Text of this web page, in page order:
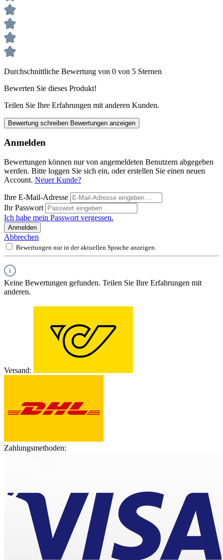
Durchschnittliche Bewertung von 0 von 5 Sternen
Bewerten Sie dieses Produkt!
Teilen Sie Ihre Erfahrungen mit anderen Kunden.
Bewertung schreiben Bewertungen anzeigen
Anmelden
Bewertungen können nur von angemeldeten Benutzern abgegeben
werden. Bitte loggen Sie sich ein, oder erstellen Sie einen neuen
Account. Neuer Kunde?
Ihre E-Mail-Adresse
Ihr Passwort
Ich habe mein Passwort vergessen.
Anmelden
Abbrechen
Bewertungen nur in der aktuellen Sprache anzeigen.
Keine Bewertungen gefunden. Teilen Sie Ihre Erfahrungen mit
anderen.
Versand:
Zahlungsmethoden: